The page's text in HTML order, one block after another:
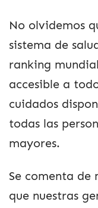
No olvidemos
sistema de
ranking
accesible a
cuidados
todas las
mayores.
Se comenta
que nuestras